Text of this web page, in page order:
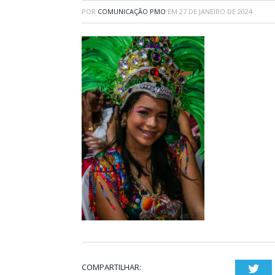
POR COMUNICAÇÃO PMO EM 27 DE JANEIRO DE 2024
COMPARTILHAR: